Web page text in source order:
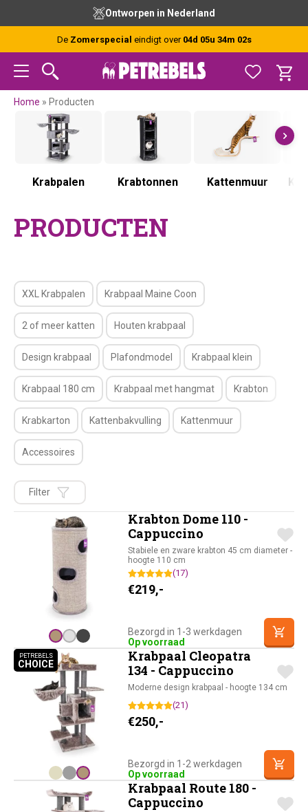
hoofdnavigatie
hoofd
inhoud
eerste
sidebar
voettekst
Ontworpen in Nederland
De Zomerspecial eindigt over 04d 05u 34m 01s
Home » Producten
Krabpalen Krabtonnen Kattenmuur
PRODUCTEN
XXL Krabpalen Krabpaal Maine Coon
2 of meer katten Houten krabpaal
Design krabpaal Plafondmodel Krabpaal klein
Krabpaal 180 cm Krabpaal met hangmat Krabton
Krabkarton Kattenbakvulling Kattenmuur
Accessoires
Filter
Krabton Dome 110 -
Cappuccino
Stabiele en zware krabton 45 cm diameter -
hoogte 110 cm
(17)
€219,-
Bezorgd in 1-3 werkdagen
Op voorraad
PETREBELS
CHOICEPETREBELS CHOICE
Krabpaal Cleopatra
134 - Cappuccino
Moderne design krabpaal - hoogte 134 cm
(21)
€250,-
Bezorgd in 1-2 werkdagen
Op voorraad
Krabpaal Route 180 -
Cappuccino